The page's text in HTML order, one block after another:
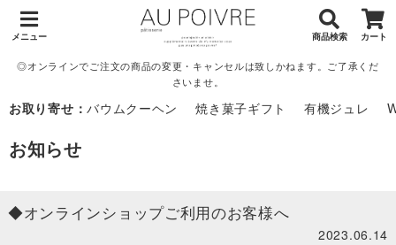
メニュー
◎オンラインでご注文の商品の変更・キャンセルは致しかねます。ご了承くだ
さいませ。
商品検索 カート
お取り寄せ：バウムクーヘン 焼き菓子ギフト 有機ジュレ
お知らせ
◆オンラインショップご利用のお客様へ
2023.06.14